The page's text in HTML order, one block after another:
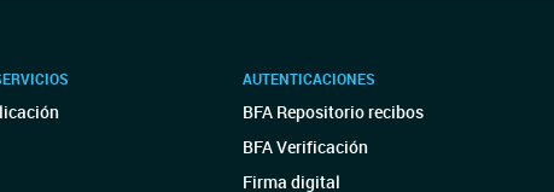
AUTENTICACIONES
BFA Repositorio recibos
BFA Verificación
Firma digital